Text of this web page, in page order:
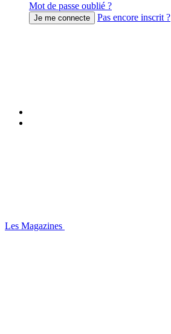
Mot de passe oublié ?
Pas encore inscrit ?
Les Magazines